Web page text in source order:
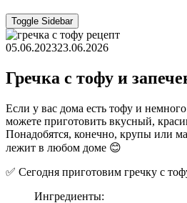
Toggle Sidebar
05.06.202323.06.2026
Гречка с тофу и
Если у вас дома есть тофу и
можете приготовить вкусный,
Понадобятся, конечно, крупы или
лежит в любом доме 😊
✅ Сегодня приготовим гречку с
Ингредиенты: